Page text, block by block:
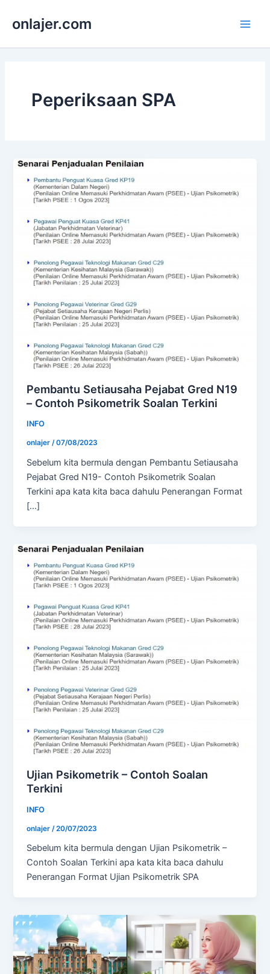
onlajer.com
Peperiksaan SPA
Pembantu Setiausaha Pejabat Gred N19
– Contoh Psikometrik Soalan Terkini
INFO
onlajer/07/08/2023
Sebelum kita bermula dengan Pembantu Setiausaha
Pejabat Gred N19- Contoh Psikometrik Soalan
Terkini apa kata kita baca dahulu Penerangan Format
[…]
Ujian Psikometrik – Contoh Soalan
Terkini
INFO
onlajer /20/07/2023
Sebelum kita bermula dengan Ujian Psikometrik –
Contoh Soalan Terkini apa kata kita baca dahulu
Penerangan Format Ujian Psikometrik SPA